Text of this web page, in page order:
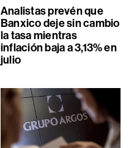
Analistas prevén que
Banxico deje sin cambio
la tasa mientras
inflación baja a 3,13% en
julio